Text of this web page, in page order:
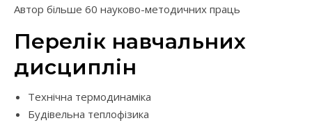
Автор більше 60 науково-методичних праць
Перелік навчальних
дисциплін
Технічна термодинаміка
Будівельна теплофізика